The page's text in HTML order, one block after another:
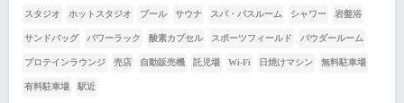
スタジオ ホットスタジオ プール サウナ スパ・バスルーム シャワー 岩盤浴
サンドバッグ パワーラック 酸素カプセル スポーツフィールド パウダールーム
プロテインラウンジ 売店 自動販売機 託児場 Wi-Fi 日焼けマシン 無料駐車場
有料駐車場 駅近